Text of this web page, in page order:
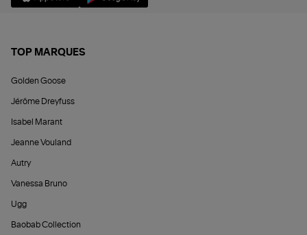
TOP MARQUES
Golden Goose
Jérôme Dreyfuss
Isabel Marant
Jeanne Vouland
Autry
Vanessa Bruno
Ugg
Baobab Collection